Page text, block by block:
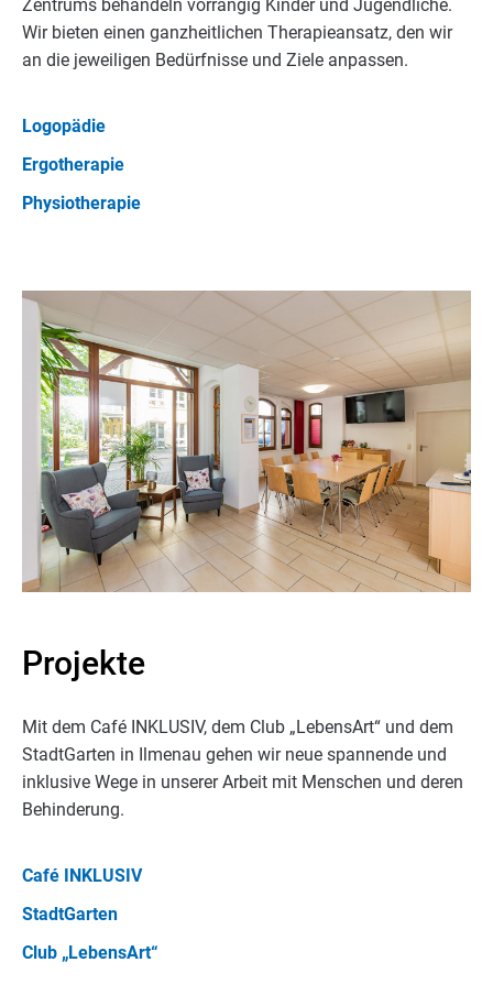
Zentrums behandeln vorrangig Kinder und Jugendliche.
Wir bieten einen ganzheitlichen Therapieansatz, den wir
an die jeweiligen Bedürfnisse und Ziele anpassen.
Logopädie
Ergotherapie
Physiotherapie
Projekte
Mit dem Café INKLUSIV, dem Club „LebensArt“ und dem
StadtGarten in Ilmenau gehen wir neue spannende und
inklusive Wege in unserer Arbeit mit Menschen und deren
Behinderung.
Café INKLUSIV
StadtGarten
Club „LebensArt“